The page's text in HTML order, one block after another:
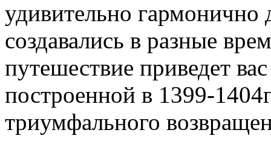
удивительно гармонично
создавались в разные
путешествие приведет
построенной в 1399-
триумфального